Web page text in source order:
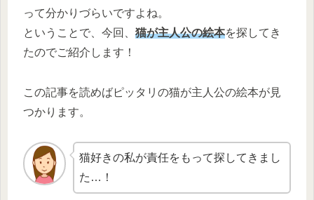
って分かりづらいですよね。
ということで、今回、 猫が主人公の絵本を探してき
たのでご紹介します！
この記事を読めばピッタリの猫が主人公の絵本が見
つかります。
猫好きの私が責任をもって探してきまし
た…！